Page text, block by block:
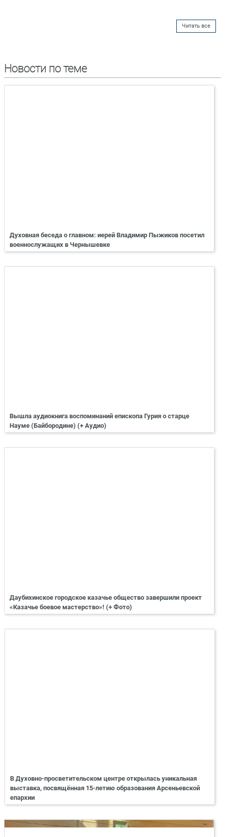
Читать все
Новости по теме
Духовная беседа о главном: иерей Владимир Пыжиков посетил
военнослужащих в Чернышевке
Вышла аудиокнига воспоминаний епископа Гурия о старце
Науме (Байбородине) (+ Аудио)
Даубихинское городское казачье общество завершили проект
«Казачье боевое мастерство»! (+ Фото)
В Духовно-просветительском центре открылась уникальная
выставка, посвящённая 15-летию образования Арсеньевской
епархии